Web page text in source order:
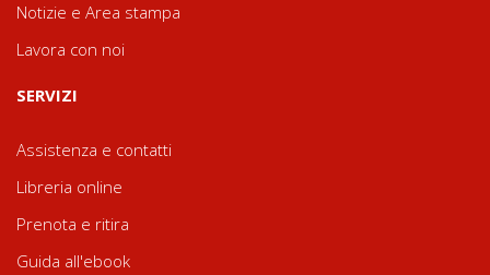
Notizie e Area stampa
Lavora con noi
SERVIZI
Assistenza e contatti
Libreria online
Prenota e ritira
Guida all'ebook